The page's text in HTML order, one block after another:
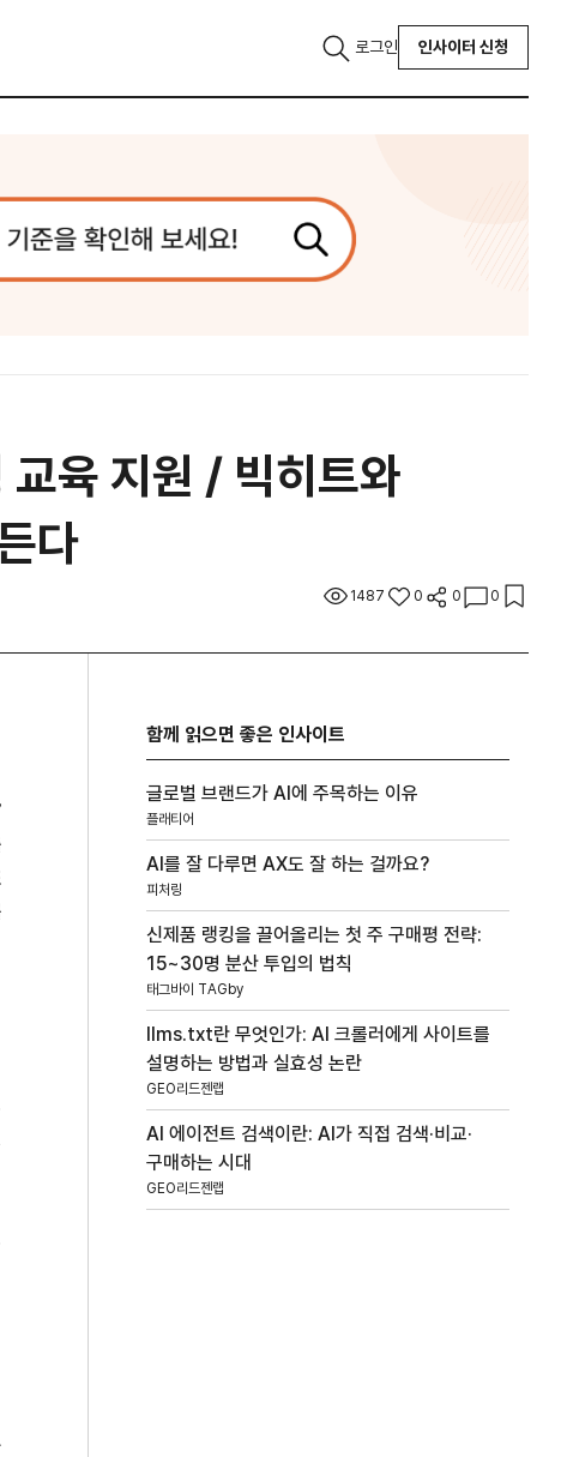
로그인 인사이터 신청
육 지원 / 빅히트와
다
1487 0 0 0
함께 읽으면 좋은 인사이트
글로벌 브랜드가 AI에 주목하는 이유
플래티어
AI를 잘 다루면 AX도 잘 하는 걸까요?
피처링
신제품 랭킹을 끌어올리는 첫 주 구매평 전략:
15~30명 분산 투입의 법칙
태그바이 TAGby
llms.txt란 무엇인가: AI 크롤러에게 사이트를
설명하는 방법과 실효성 논란
GEO리드젠랩
AI 에이전트 검색이란: AI가 직접 검색·비교·
구매하는 시대
GEO리드젠랩